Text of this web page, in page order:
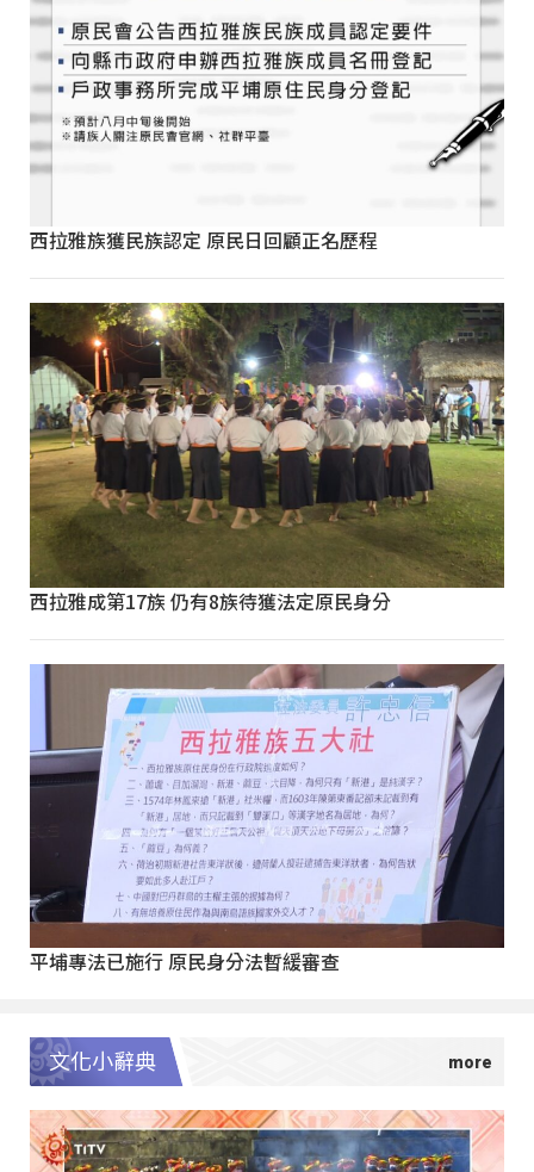
西拉雅族獲民族認定 原民日回顧正名歷程
西拉雅成第17族 仍有8族待獲法定原民身分
平埔專法已施行 原民身分法暫緩審查
文化小辭典